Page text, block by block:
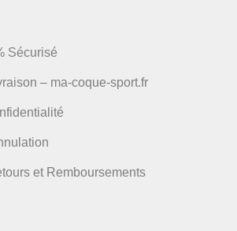
Sécurisé
– ma-coque-sport.fr
et Remboursements